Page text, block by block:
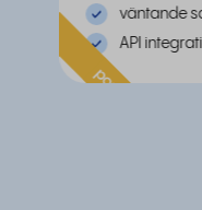
väntande
API
populär